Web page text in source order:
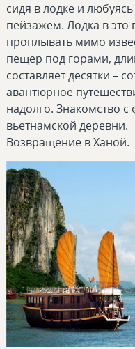
сидя в лодке и
пейзажем. Лодка в это
проплывать мимо
пещер под горами,
составляет десятки –
авантюрное
надолго. Знакомство
вьетнамской деревни.
Возвращение в Ханой.